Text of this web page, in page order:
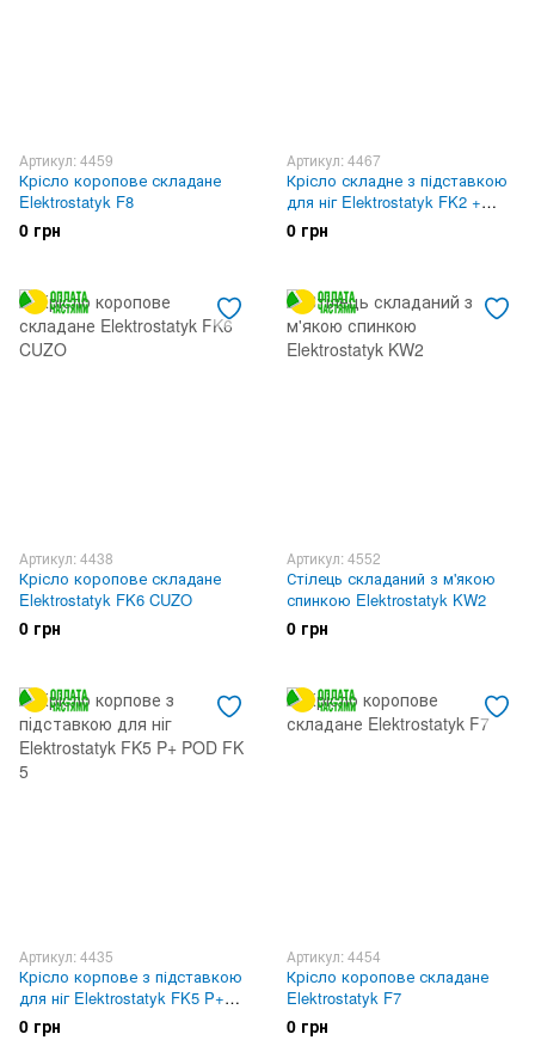
Артикул: 4459
Крісло коропове складане
Elektrostatyk F8
0 грн
Артикул: 4467
Крісло складне з підставкою
для ніг Elektrostatyk FK2 +
POD FK
0 грн
Артикул: 4438
Крісло коропове складане
Elektrostatyk FK6 CUZO
0 грн
Артикул: 4552
Стілець складаний з м'якою
спинкою Elektrostatyk KW2
0 грн
Артикул: 4435
Крісло корпове з підставкою
для ніг Elektrostatyk FK5 P+
POD FK 5
0 грн
Артикул: 4454
Крісло коропове складане
Elektrostatyk F7
0 грн